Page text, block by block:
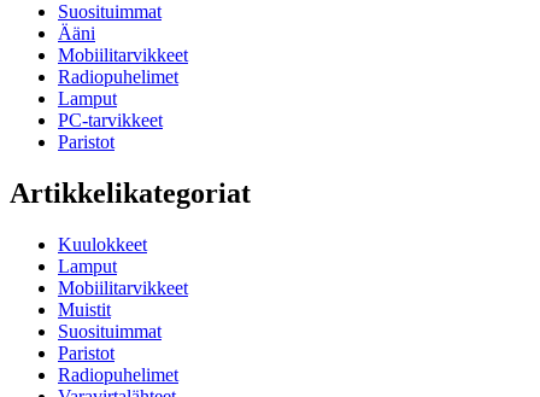
Suosituimmat
Ääni
Mobiilitarvikkeet
Radiopuhelimet
Lamput
PC-tarvikkeet
Paristot
Artikkelikategoriat
Kuulokkeet
Lamput
Mobiilitarvikkeet
Muistit
Suosituimmat
Paristot
Radiopuhelimet